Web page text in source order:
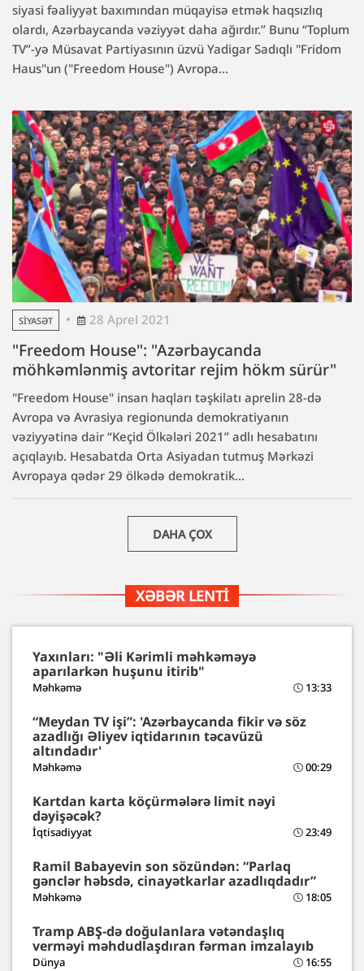
siyasi fəaliyyət baxımından müqayisə etmək haqsızlıq
olardı, Azərbaycanda vəziyyət daha ağırdır.” Bunu “Toplum
TV”-yə Müsavat Partiyasının üzvü Yadigar Sadıqlı "Fridom
Haus"un ("Freedom House") Avropa...
SIYASƏT 28 Aprel 2021
"Freedom House": "Azərbaycanda
möhkəmlənmiş avtoritar rejim hökm sürür"
"Freedom House" insan haqları təşkilatı aprelin 28-də
Avropa və Avrasiya regionunda demokratiyanın
vəziyyətinə dair “Keçid Ölkələri 2021” adlı hesabatını
açıqlayıb. Hesabatda Orta Asiyadan tutmuş Mərkəzi
Avropaya qədər 29 ölkədə demokratik...
DAHA ÇOX
XƏBƏR LENTI
Yaxınları: "Əli Kərimli məhkəməyə
aparılarkən huşunu itirib"
Məhkəmə 13:33
“Meydan TV işi”: 'Azərbaycanda fikir və söz
azadlığı Əliyev iqtidarının təcavüzü
altındadır'
Məhkəmə 00:29
Kartdan karta köçürmələrə limit nəyi
dəyişəcək?
İqtisadiyyat 23:49
Ramil Babayevin son sözündən: “Parlaq
gənclər həbsdə, cinayətkarlar azadlıqdadır”
Məhkəmə 18:05
Tramp ABŞ-də doğulanlara vətəndaşlıq
verməyi məhdudlaşdıran fərman imzalayıb
Dünya 16:55